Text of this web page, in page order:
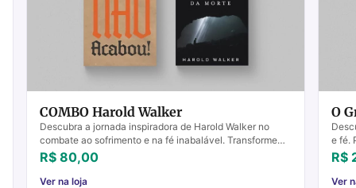
COMBO Harold Walker
Descubra a jornada inspiradora de Harold Walker no
combate ao sofrimento e na fé inabalável. Transforme
sua vida cristã hoje!
R$ 80,00
Ver na loja
O
e fé.
R$
Ver